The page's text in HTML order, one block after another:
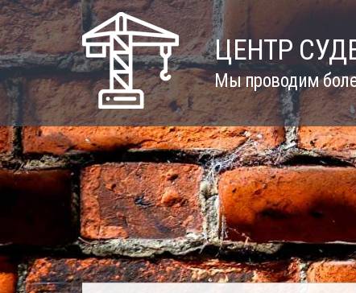
Skip
to
content
ЦЕНТР
Мы проводим